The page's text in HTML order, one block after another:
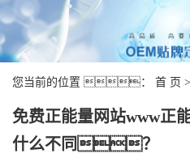
您当前的位置 ： 首 页 >
免费正能量网站www正
什么不同？